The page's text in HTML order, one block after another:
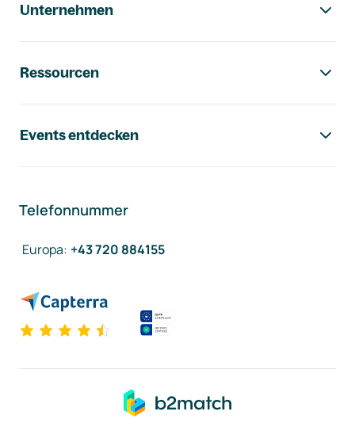
Unternehmen
Ressourcen
Events entdecken
Telefonnummer
Europa: +43 720 884155